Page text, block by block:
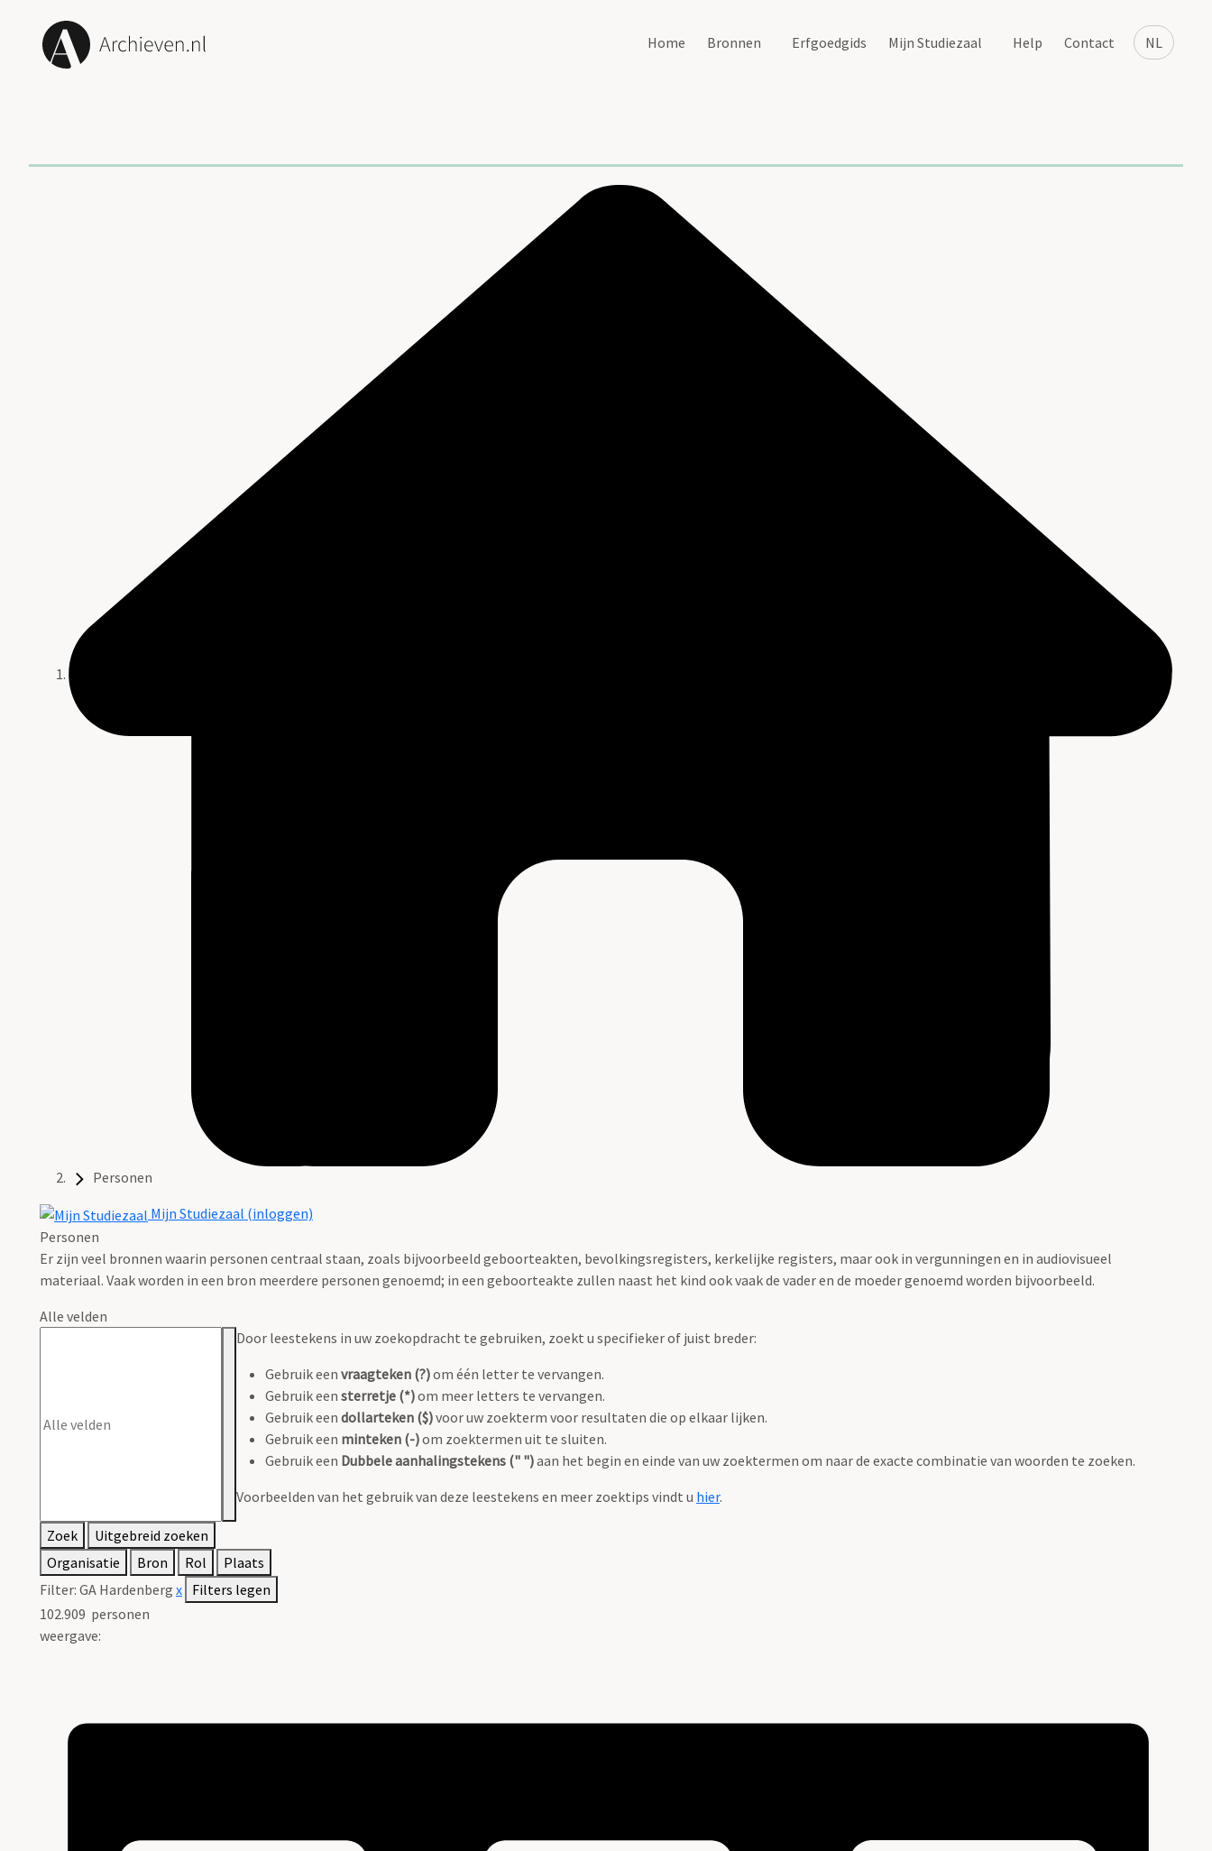
NL
Home Bronnen Erfgoedgids Mijn Studiezaal Help Contact
Personen
Mijn Studiezaal (inloggen)
Personen
Er zijn veel bronnen waarin personen centraal staan, zoals bijvoorbeeld geboorteakten, bevolkingsregisters, kerkelijke registers, maar ook in vergunningen en in audiovisueel
materiaal. Vaak worden in een bron meerdere personen genoemd; in een geboorteakte zullen naast het kind ook vaak de vader en de moeder genoemd worden bijvoorbeeld.
Alle velden
Door leestekens in uw zoekopdracht te gebruiken, zoekt u specifieker of juist breder:
Gebruik een vraagteken (?)om één letter te vervangen.
Gebruik een sterretje (*)om meer letters te vervangen.
Gebruik een dollarteken ($)voor uw zoekterm voor resultaten die op elkaar lijken.
Gebruik een minteken (-)om zoektermen uit te sluiten.
Gebruik een Dubbele aanhalingstekens (" ")aan het begin en einde van uw zoektermen om naar de exacte combinatie van woorden te zoeken.
Voorbeelden van het gebruik van deze leestekens en meer zoektips vindt u hier.
Zoek
Uitgebreid zoeken
Organisatie
Bron Rol
Plaats
Filter: GA Hardenberg x Filters legen
102.909 personen
weergave: